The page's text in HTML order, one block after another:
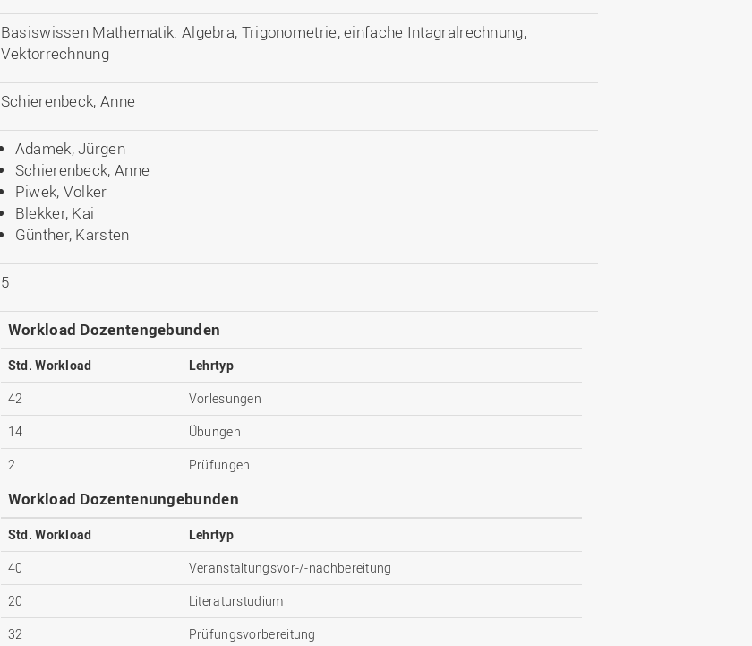
Basiswissen Mathematik: Algebra, Trigonometrie, einfache Intagralrechnung,
Vektorrechnung
Schierenbeck, Anne
Adamek, Jürgen
Schierenbeck, Anne
Piwek, Volker
Blekker, Kai
Günther, Karsten
5
Workload Dozentengebunden
Std. Workload
Lehrtyp
42
Vorlesungen
14
Übungen
2
Prüfungen
Workload Dozentenungebunden
Std. Workload
Lehrtyp
40
Veranstaltungsvor-/-nachbereitung
20
Literaturstudium
32
Prüfungsvorbereitung